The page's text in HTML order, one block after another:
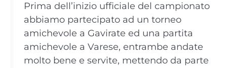
Prima dell’inizio ufficiale del campionato
abbiamo partecipato ad un torneo
amichevole a Gavirate ed una partita
amichevole a Varese, entrambe andate
molto bene e servite, mettendo da parte